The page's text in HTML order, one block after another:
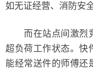
如无证经营、消防安
而在站点间激烈竞
超负荷工作状态。快
能经常送件的师傅还